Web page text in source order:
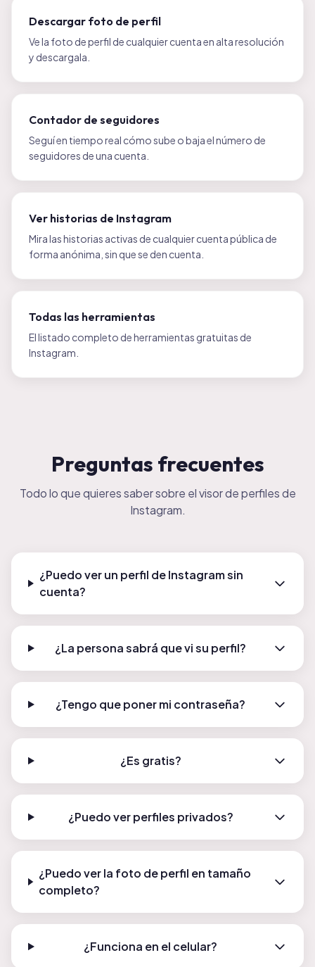
Descargar foto de perfil
Ve la foto de perfil de cualquier cuenta en alta resolución
y descargala.
Contador de seguidores
Seguí en tiempo real cómo sube o baja el número de
seguidores de una cuenta.
Ver historias de Instagram
Mira las historias activas de cualquier cuenta pública de
forma anónima, sin que se den cuenta.
Todas las herramientas
El listado completo de herramientas gratuitas de
Instagram.
Preguntas frecuentes
Todo lo que quieres saber sobre el visor de perfiles de
Instagram.
¿Puedo ver un perfil de Instagram sin
cuenta?
¿La persona sabrá que vi su perfil?
¿Tengo que poner mi contraseña?
¿Es gratis?
¿Puedo ver perfiles privados?
¿Puedo ver la foto de perfil en tamaño
completo?
¿Funciona en el celular?